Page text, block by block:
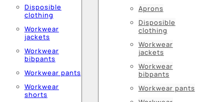
Disposible
clothing
Workwear
jackets
Workwear
bibpants
Workwear pants
Workwear
shorts
Aprons
Disposible
clothing
Workwear
jackets
Workwear
bibpants
Workwear pants